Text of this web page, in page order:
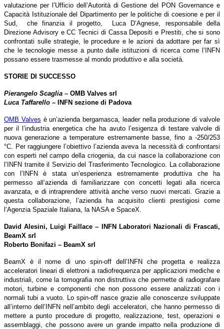
valutazione per l’Ufficio dell’Autorità di Gestione del PON Governance e
Capacità Istituzionale del Dipartimento per le politiche di coesione e per il
Sud, che finanzia il progetto, Luca D’Agnese, responsabile della
Direzione Advisory e CC Tecnici di Cassa Depositi e Prestiti, che si sono
confrontati sulle strategie, le procedure e le azioni da adottare per far sì
che le tecnologie messe a punto dalle istituzioni di ricerca come l’INFN
possano essere trasmesse al mondo produttivo e alla società.
STORIE DI SUCCESSO
Pierangelo Scaglia – OMB Valves srl
Luca Taffarello – INFN sezione di Padova
OMB Valves è un’azienda bergamasca, leader nella produzione di valvole
per il l’industria energetica che ha avuto l’esigenza di testare valvole di
nuova generazione a temperature estremamente basse, fino a -250/253
°C. Per raggiungere l’obiettivo l’azienda aveva la necessità di confrontarsi
con esperti nel campo della criogenia, da cui nasce la collaborazione con
l’INFN tramite il Servizio del Trasferimento Tecnologico. La collaborazione
con l’INFN è stata un’esperienza estremamente produttiva che ha
permesso all’azienda di familiarizzare con concetti legati alla ricerca
avanzata, e di intraprendere attività anche verso nuovi mercati. Grazie a
questa collaborazione, l’azienda ha acquisito clienti prestigiosi come
l’Agenzia Spaziale Italiana, la NASA e SpaceX.
David Alesini, Luigi Faillace – INFN Laboratori Nazionali di Frascati,
BeamX srl
Roberto Bonifazi – BeamX srl
BeamX è il nome di uno spin-off dell’INFN che progetta e realizza
acceleratori lineari di elettroni a radiofrequenza per applicazioni mediche e
industriali, come la tomografia non distruttiva che permette di radiografare
motori, turbine e componenti che non possono essere analizzati con i
normali tubi a vuoto. Lo spin-off nasce grazie alle conoscenze sviluppate
all’interno dell’INFN nell’ambito degli acceleratori, che hanno permesso di
mettere a punto procedure di progetto, realizzazione, test, operazioni e
assemblaggi, che possono avere un grande impatto nella produzione di